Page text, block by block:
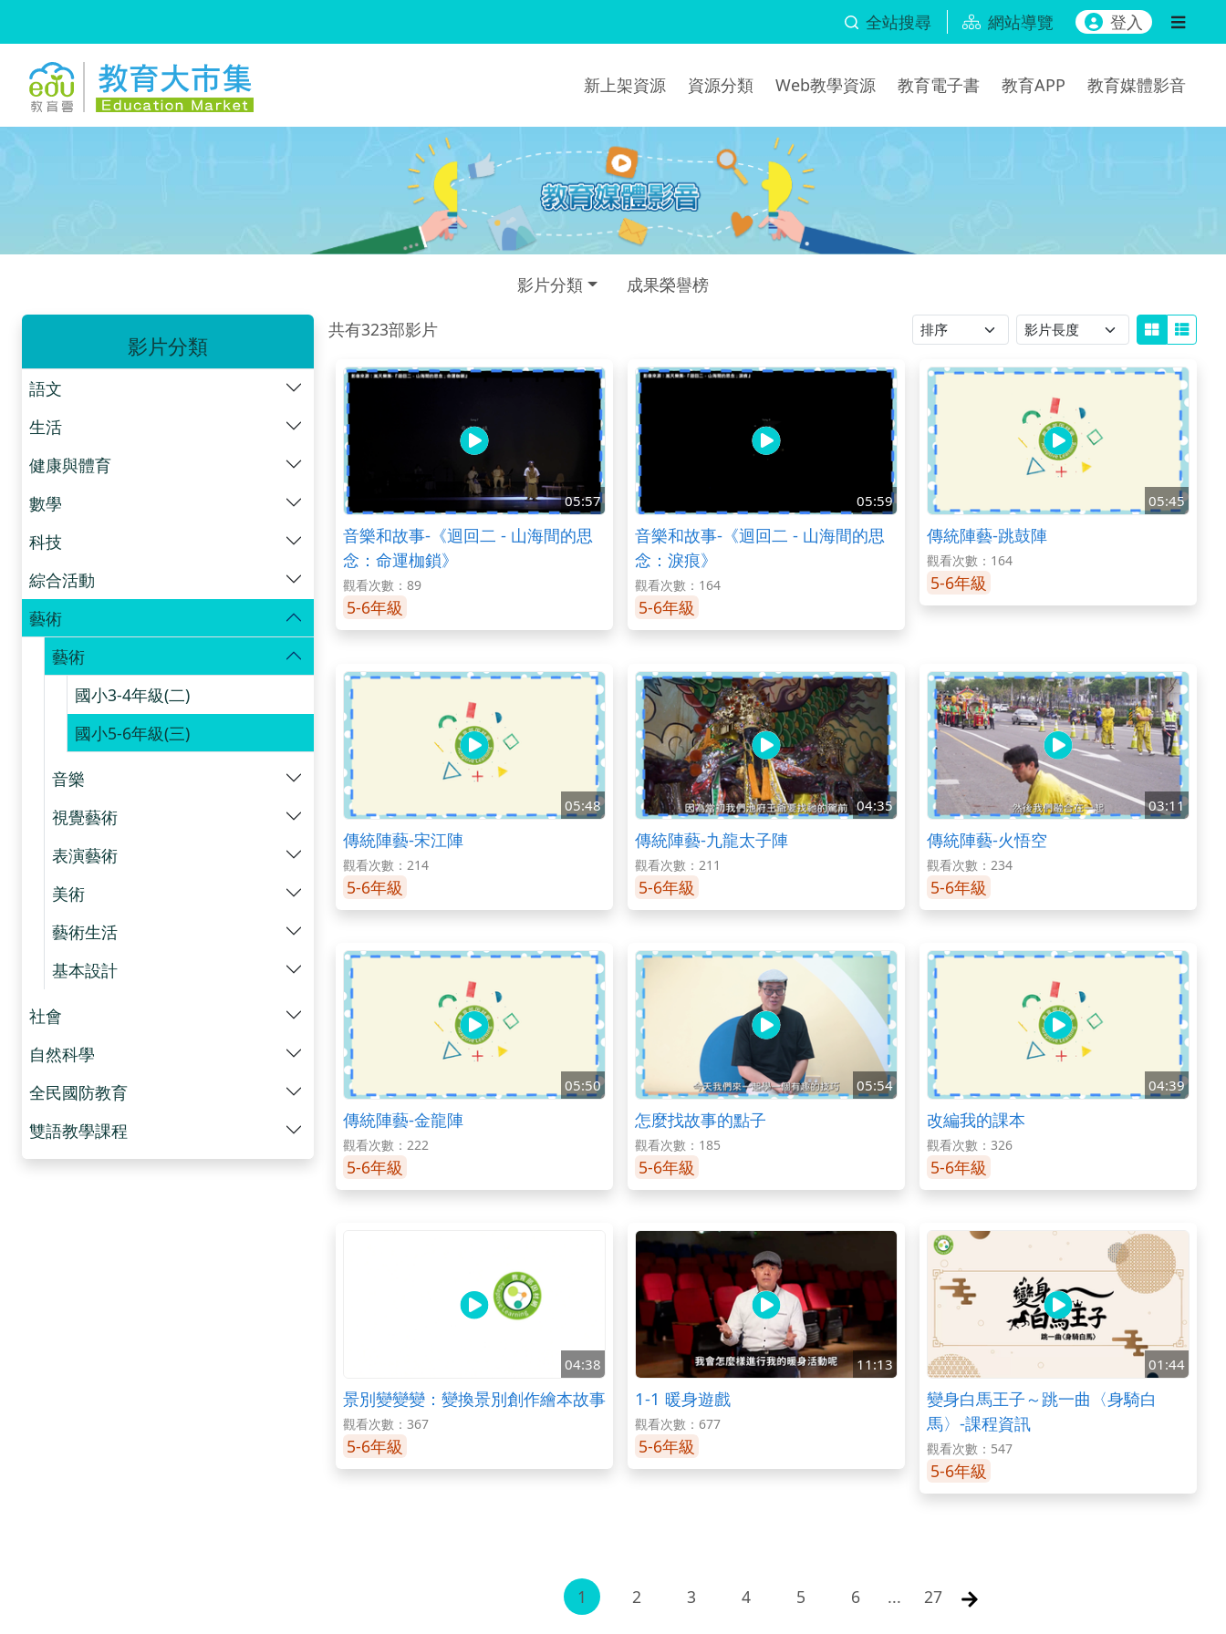
全站搜尋 網站導覽 登入
新上架資源 資源分類 Web教學資源 教育電子書 教育APP 教育媒體影音
影片分類 成果榮譽榜
影片分類
語文
生活
健康與體育
數學
科技
綜合活動
藝術
藝術
國小3-4年級(二)
國小5-6年級(三)
音樂
視覺藝術
表演藝術
美術
藝術生活
基本設計
社會
自然科學
全民國防教育
雙語教學課程
共有323部影片 排序 影片長度
05:57
音樂和故事-《迴回二 - 山海間的思
念：命運枷鎖》
觀看次數：89
5-6年級
05:59
音樂和故事-《迴回二 - 山海間的思
念：淚痕》
觀看次數：164
5-6年級
05:45
傳統陣藝-跳鼓陣
觀看次數：164
5-6年級
05:48
傳統陣藝-宋江陣
觀看次數：214
5-6年級
04:35
傳統陣藝-九龍太子陣
觀看次數：211
5-6年級
03:11
傳統陣藝-火悟空
觀看次數：234
5-6年級
05:50
傳統陣藝-金龍陣
觀看次數：222
5-6年級
05:54
怎麼找故事的點子
觀看次數：185
5-6年級
04:39
改編我的課本
觀看次數：326
5-6年級
04:38
景別變變變：變換景別創作繪本故事
觀看次數：367
5-6年級
11:13
1-1 暖身遊戲
觀看次數：677
5-6年級
01:44
變身白馬王子～跳一曲〈身騎白
馬〉-課程資訊
觀看次數：547
5-6年級
1 2 3 4 5 6 ... 27